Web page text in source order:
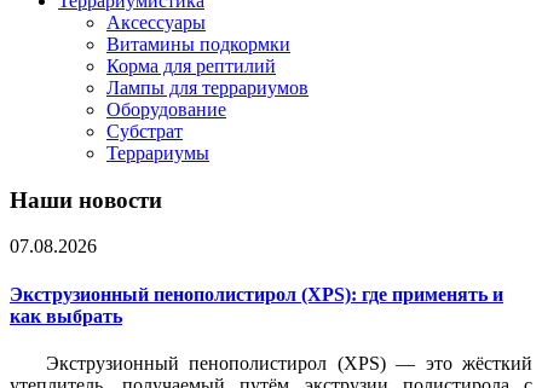
Аксессуары
Витамины подкормки
Корма для рептилий
Лампы для террариумов
Оборудование
Субстрат
Террариумы
Наши новости
07.08.2026
Экструзионный пенополистирол (XPS): где применять и
как выбрать
Экструзионный пенополистирол (XPS) — это жёсткий